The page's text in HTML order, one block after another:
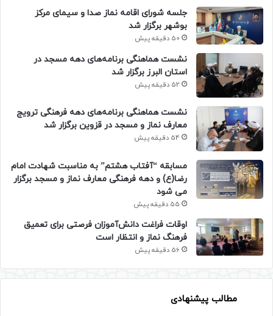
جلسه شورای اقامه نماز صدا و سیمای مرکز
بوشهر برگزار شد
50 دقیقه پیش
نشست هماهنگی برنامه‌های دهه مسجد در
استان البرز برگزار شد
52 دقیقه پیش
نشست هماهنگی برنامه‌های دهه فرهنگی ترویج
معارف نماز و مسجد در قزوین برگزار شد
54 دقیقه پیش
مسابقه “آفتاب هشتم” به مناسبت شهادت امام
رضا(ع) و دهه فرهنگی معارف نماز و مسجد برگزار
می شود
55 دقیقه پیش
اوقات فراغت دانش‌آموزان فرصتی برای تعمیق
فرهنگ نماز و انتظار است
56 دقیقه پیش
مطالب پیشنهادی